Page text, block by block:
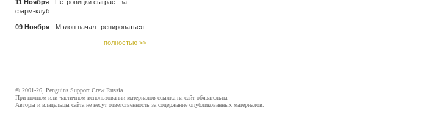
11 Ноября - Петровицки сыграет за
фарм-клуб
09 Ноября - Мэлон начал тренироваться
полностью >>
© 2001-26, Penguins Support Crew Russia.
При полном или частичном использовании материалов ссылка на сайт обязательна.
Авторы и владельцы сайта не несут ответственность за содержание опубликованных материалов.